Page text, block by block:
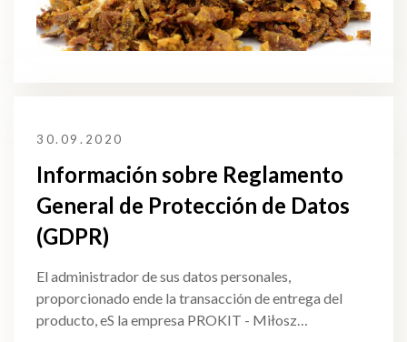
30.09.2020
Información sobre Reglamento
General de Protección de Datos
(GDPR)
El administrador de sus datos personales,
proporcionado ende la transacción de entrega del
producto, eS la empresa PROKIT - Miłosz…